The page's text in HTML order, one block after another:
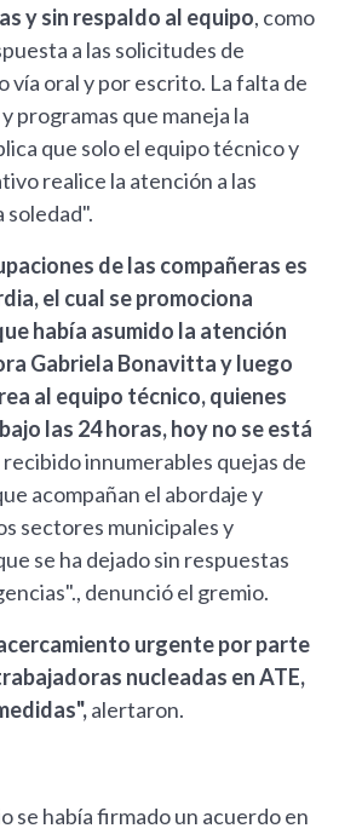
y sin respaldo al equipo, como
a las solicitudes de
vía oral y por escrito. La falta de
programas que maneja la
que solo el equipo técnico y
realice la atención a las
soledad".
de las compañeras es
el cual se promociona
había asumido la atención
Gabriela Bonavitta y luego
al equipo técnico, quienes
las 24 horas, hoy no se está
recibido innumerables quejas de
acompañan el abordaje y
sectores municipales y
se ha dejado sin respuestas
denunció el gremio.
urgente por parte
nucleadas en ATE,
alertaron.
se había firmado un acuerdo en